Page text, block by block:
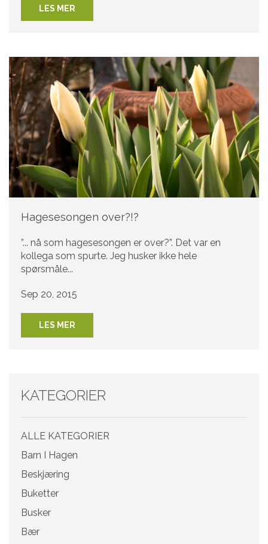
LES MER
Hagesesongen over?!?
”... nå som hagesesongen er over?”. Det var en
kollega som spurte. Jeg husker ikke hele
spørsmåle...
Sep 20, 2015
LES MER
KATEGORIER
ALLE KATEGORIER
Barn I Hagen
Beskjæring
Buketter
Busker
Bær